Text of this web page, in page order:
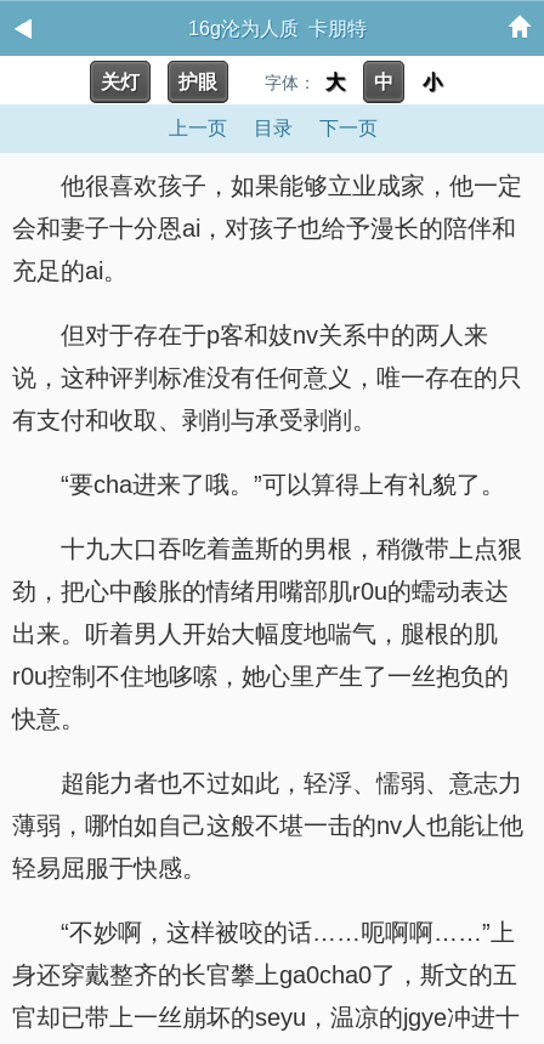
16g沦为人质 卡朋特
关灯 护眼 字体： 大 中 小
上一页 目录 下一页
他很喜欢孩子，如果能够立业成家，他一定
会和妻子十分恩ai，对孩子也给予漫长的陪伴和
充足的ai。
但对于存在于p客和妓nv关系中的两人来
说，这种评判标准没有任何意义，唯一存在的只
有支付和收取、剥削与承受剥削。
“要cha进来了哦。”可以算得上有礼貌了。
十九大口吞吃着盖斯的男根，稍微带上点狠
劲，把心中酸胀的情绪用嘴部肌r0u的蠕动表达
出来。听着男人开始大幅度地喘气，腿根的肌
r0u控制不住地哆嗦，她心里产生了一丝抱负的
快意。
超能力者也不过如此，轻浮、懦弱、意志力
薄弱，哪怕如自己这般不堪一击的nv人也能让他
轻易屈服于快感。
“不妙啊，这样被咬的话……呃啊啊……”上
身还穿戴整齐的长官攀上ga0cha0了，斯文的五
官却已带上一丝崩坏的seyu，温凉的jgye冲进十